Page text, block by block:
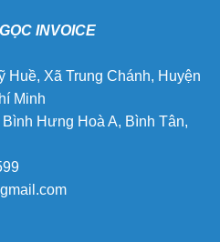
INVOICE
Huề, Xã Trung Chánh, Huyện
Minh
Hưng Hoà A, Bình Tân,